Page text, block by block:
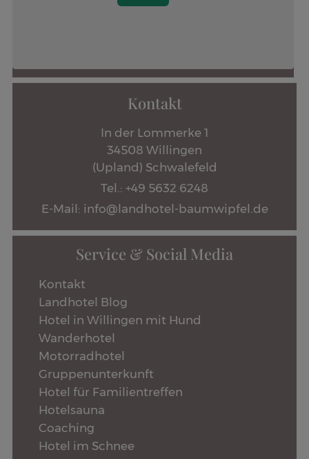
Kontakt
In der Lommerke 1
34508 Willingen
(Upland) Schwalefeld
Tel.: +49 5632 6248
E-Mail: info@landhotel-baumwipfel.de
Service & Social Media
Kontakt
Landhotel Blog
Hotel in Willingen mit Hund
Wanderhotel
Motorradhotel
Gruppenunterkunft
Hotel für Familientreffen
Hotelsauna
Coaching
Hotel im Schnee